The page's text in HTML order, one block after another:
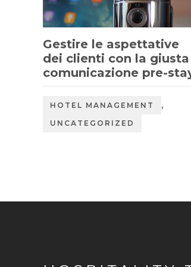
Gestire le aspettative
dei clienti con la giusta
comunicazione pre-
HOTEL MANAGEMENT ,
UNCATEGORIZED